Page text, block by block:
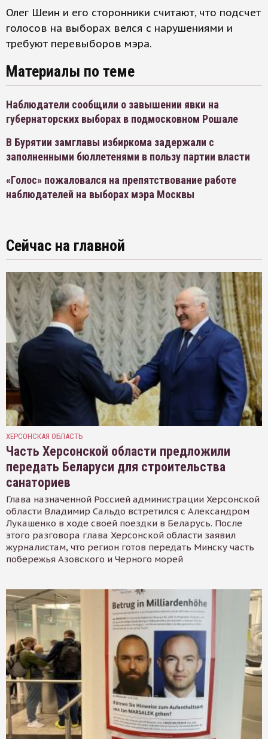
Олег Шеин и его сторонники считают, что подсчет
голосов на выборах велся с нарушениями и
требуют перевыборов мэра.
Материалы по теме
Наблюдатели сообщили о завышении явки на
губернаторских выборах в подмосковном Рошале
В Бурятии замглавы избиркома задержали с
заполненными бюллетенями в пользу партии власти
«Голос» пожаловался на препятствование работе
наблюдателей на выборах мэра Москвы
Сейчас на главной
ХЕРСОНСКАЯ ОБЛАСТЬ
Часть Херсонской области предложили
передать Беларуси для строительства
санаториев
Глава назначенной Россией администрации Херсонской
области Владимир Сальдо встретился с Александром
Лукашенко в ходе своей поездки в Беларусь. После
этого разговора глава Херсонской области заявил
журналистам, что регион готов передать Минску часть
побережья Азовского и Черного морей